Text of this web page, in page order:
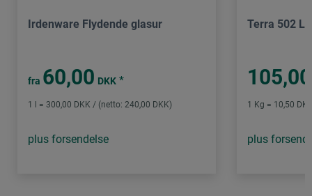
Irdenware Flydende glasur
fra 60,00 DKK *
1 l = 300,00 DKK / (netto: 240,00 DKK)
plus forsendelse
Terra 502
105,00
1 Kg = 10,50
plus